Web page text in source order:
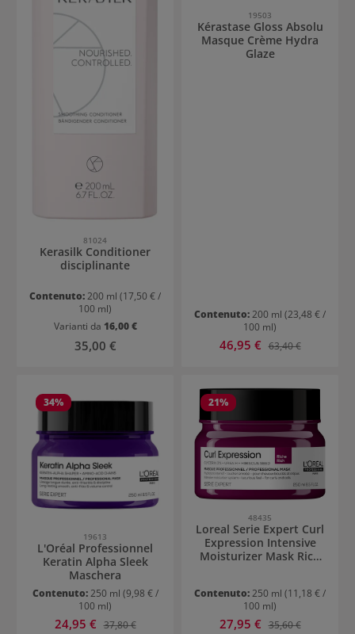
81024
Kerasilk Conditioner
disciplinante
Contenuto:200 ml (17,50 € /
100 ml)
Varianti da 16,00 €
Prezzo normale:
35,00 €
19503
Kérastase Gloss Absolu
Masque Crème Hydra
Glaze
Contenuto:200 ml (23,48 € /
100 ml)
Prezzo di vendita:
46,95 € Prezzo normale:
63,40 €
34%
19613
L'Oréal Professionnel
Keratin Alpha Sleek
Maschera
Contenuto:250 ml (9,98 € /
100 ml)
Prezzo di vendita:
24,95 € Prezzo normale:
37,80 €
21%
48435
Loreal Serie Expert Curl
Expression Intensive
Moisturizer Mask Rich
Contenuto:250 ml (11,18 € /
100 ml)
Prezzo di vendita:
27,95 € Prezzo normale:
35,60 €